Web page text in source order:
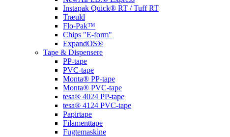
Instapak Quick® RT / Tuff RT
Træuld
Flo-Pak™
Chips "E-form"
ExpandOS®
Tape & Dispensere
PP-tape
PVC-tape
Monta® PP-tape
Monta® PVC-tape
tesa® 4024 PP-tape
tesa® 4124 PVC-tape
Papirtape
Filamenttape
Fugtemaskine